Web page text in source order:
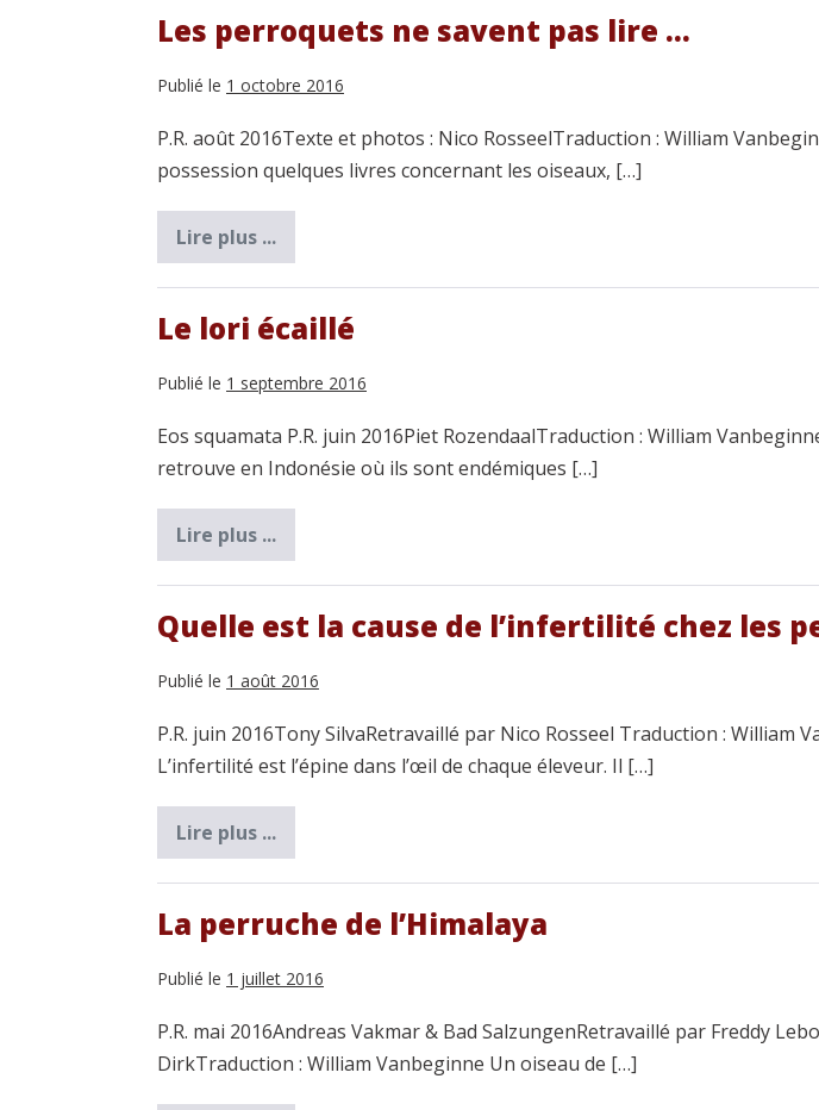
modernes
de
Les perroquets ne savent pas lire …
Publié le 1 octobre 2016
P.R. août 2016Texte et photos : Nico RosseelTraduction : William
possession quelques livres concernant les oiseaux, […]
Lire plus ...
Les
perroquets
ne
pas
lire
Le lori écaillé
Publié le 1 septembre 2016
Eos squamata P.R. juin 2016Piet RozendaalTraduction : William
retrouve en Indonésie où ils sont endémiques […]
Lire plus ...
Le
lori
écaillé
Quelle est la cause de l’infertilité chez les
Publié le 1 août 2016
P.R. juin 2016Tony SilvaRetravaillé par Nico Rosseel Traduction : William
L’infertilité est l’épine dans l’œil de chaque éleveur. Il […]
Lire plus ...
Quelle
est
la
de
l’infertilité
les
perroquets
La perruche de l’Himalaya
Publié le 1 juillet 2016
P.R. mai 2016Andreas Vakmar & Bad SalzungenRetravaillé par Freddy
DirkTraduction : William Vanbeginne Un oiseau de […]